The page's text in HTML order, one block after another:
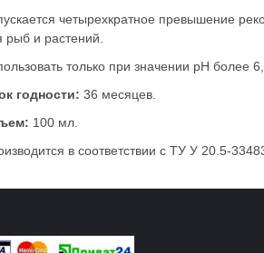
четырехкратное превышение
рыб и растений.
только при значении рН более
годности: 36 месяцев.
100 мл.
в соответствии с ТУ У 20.5-